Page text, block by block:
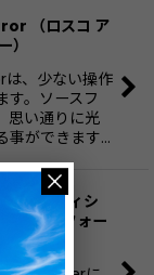
（ロスコ ア
）
、少ない操作
す。ソースフ
思い通りに光
事ができます…
（シティシ
ソースフォー